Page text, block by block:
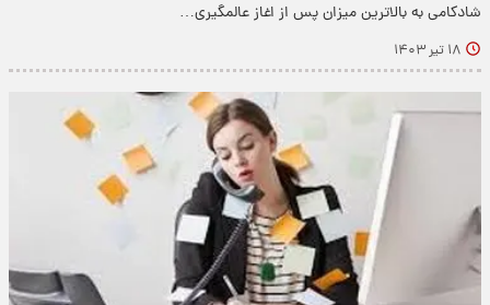
شادکامی به بالاترین میزان پس از اغاز عالمگیری…
۱۸ تیر ۱۴۰۳